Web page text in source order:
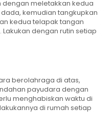
dengan meletakkan kedua
kemudian tangkupkan
kedua telapak tangan
dengan rutin setiap
berolahraga di atas,
payudara dengan
menghabiskan waktu di
di rumah setiap